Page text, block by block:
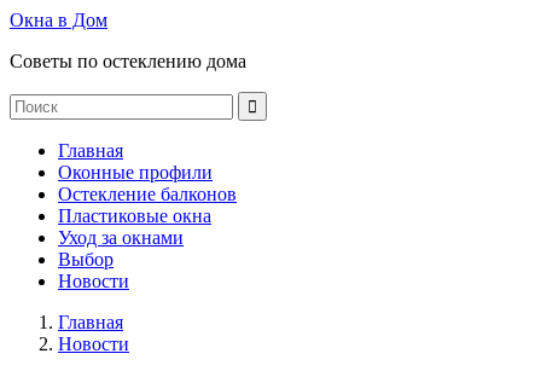
Окна в Дом
Советы по остеклению дома
Главная
Оконные профили
Остекление балконов
Пластиковые окна
Уход за окнами
Выбор
Новости
Главная
Новости